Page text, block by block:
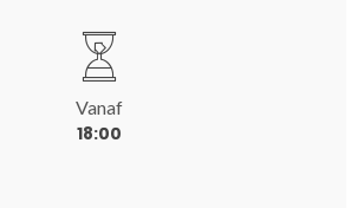
Vanaf
18:00